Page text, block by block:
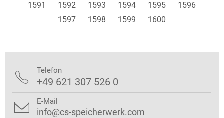
1591
1592 1593 1594 1595
1596
1597
1598 1599 1600
 Telefon
+49 621 307 526 0
 E-Mail
info@cs-speicherwerk.com